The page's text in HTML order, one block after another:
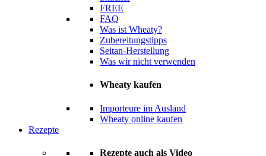
FREE
FAQ
Was ist Wheaty?
Zubereitungstipps
Seitan-Herstellung
Was wir nicht verwenden
Wheaty kaufen
Importeure im Ausland
Wheaty online kaufen
Rezepte
Rezepte auch als Video